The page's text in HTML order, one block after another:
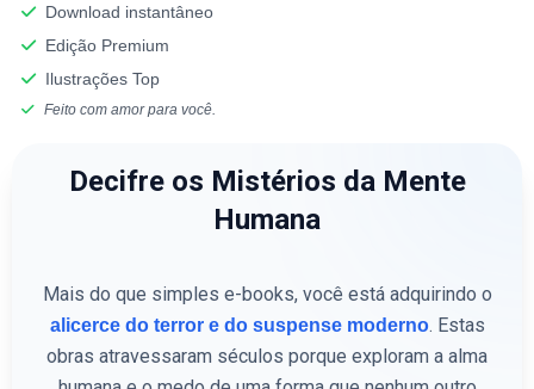
Download instantâneo
Edição Premium
Ilustrações Top
Feito com amor para você.
Decifre os Mistérios da Mente
Humana
Mais do que simples e-books, você está adquirindo o
alicerce do terror e do suspense moderno. Estas
obras atravessaram séculos porque exploram a alma